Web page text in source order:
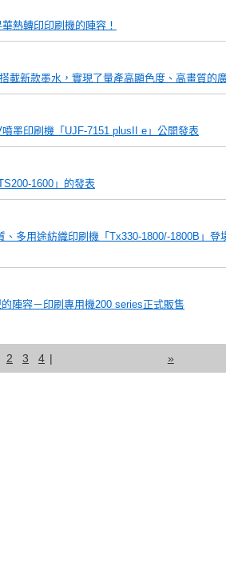
熱轉印印刷機的陣容！
載新款墨水，實現了量產高顯色度、高畫質的廣
墨印刷機「UJF-7151 plusII e」公開發表
1600」的發表
多用途紡織印刷機「Tx330-1800/-1800B」登
陣容－印刷專用機200 series正式販售
2 3 4 | »